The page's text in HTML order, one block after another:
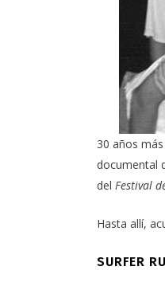
30 años
documental
del Festival
Hasta allí,
SURFER